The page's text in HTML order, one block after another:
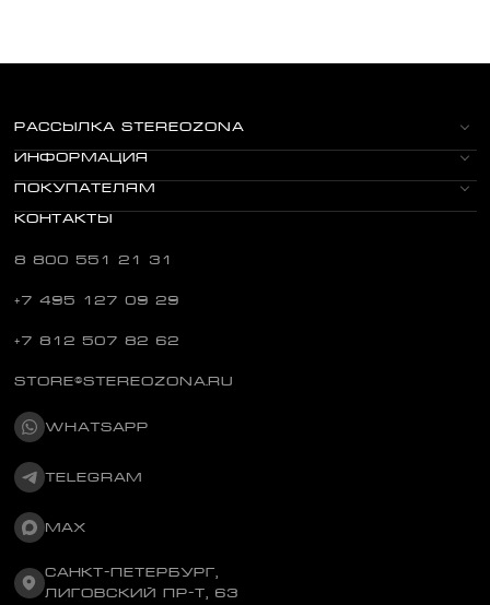
РАССЫЛКА STEREOZONA
ИНФОРМАЦИЯ
ПОКУПАТЕЛЯМ
КОНТАКТЫ
8 800 551 21 31
+7 495 127 09 29
+7 812 507 82 62
STORE@STEREOZONA.RU
WHATSAPP
TELEGRAM
MAX
САНКТ-ПЕТЕРБУРГ,
ЛИГОВСКИЙ ПР-Т, 63